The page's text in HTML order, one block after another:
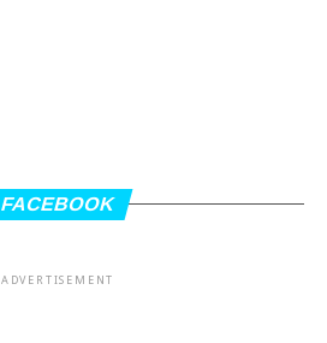
FACEBOOK
ADVERTISEMENT